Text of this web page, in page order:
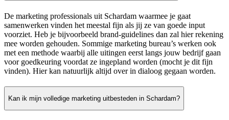
De marketing professionals uit Schardam waarmee je gaat
samenwerken vinden het meestal fijn als jij ze van goede input
voorziet. Heb je bijvoorbeeld brand-guidelines dan zal hier rekening
mee worden gehouden. Sommige marketing bureau’s werken ook
met een methode waarbij alle uitingen eerst langs jouw bedrijf gaan
voor goedkeuring voordat ze ingepland worden (mocht je dit fijn
vinden). Hier kan natuurlijk altijd over in dialoog gegaan worden.
Kan ik mijn volledige marketing uitbesteden in Schardam?